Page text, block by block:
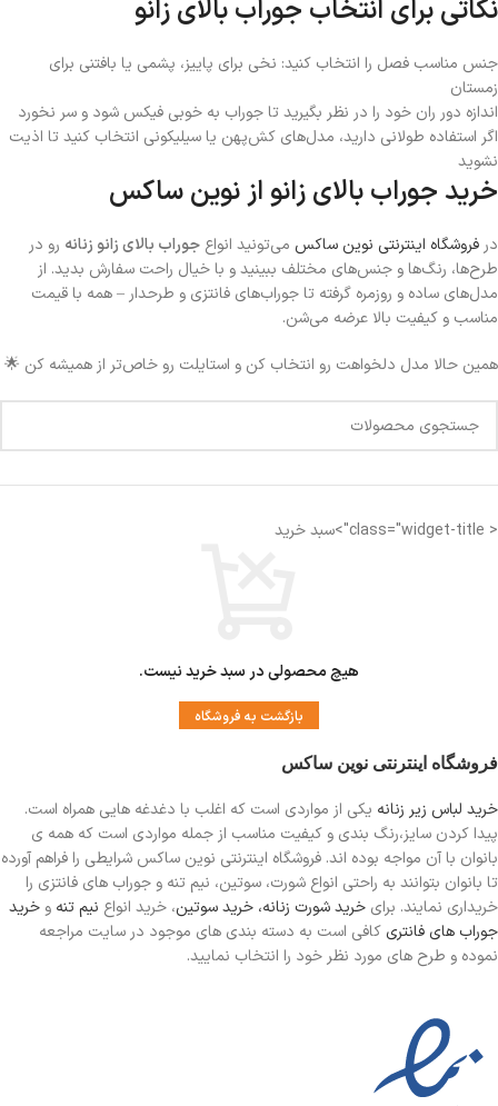
نکاتی برای انتخاب جوراب بالای زانو
جنس مناسب فصل را انتخاب کنید: نخی برای پاییز، پشمی یا بافتنی برای
زمستان
اندازه دور ران خود را در نظر بگیرید تا جوراب به خوبی فیکس شود و سر نخورد
اگر استفاده طولانی دارید، مدل‌های کش‌پهن یا سیلیکونی انتخاب کنید تا اذیت
نشوید
خرید جوراب بالای زانو از نوین ساکس
در فروشگاه اینترنتی نوین ساکس می‌تونید انواع جوراب بالای زانو زنانه رو در
طرح‌ها، رنگ‌ها و جنس‌های مختلف ببینید و با خیال راحت سفارش بدید. از
مدل‌های ساده و روزمره گرفته تا جوراب‌های فانتزی و طرحدار – همه با قیمت
مناسب و کیفیت بالا عرضه می‌شن.
همین حالا مدل دلخواهت رو انتخاب کن و استایلت رو خاص‌تر از همیشه کن 🌟
< class="widget-title">سبد خرید
هیچ محصولی در سبد خرید نیست.
بازگشت به فروشگاه
فروشگاه اینترنتی نوین ساکس
خرید لباس زیر زنانه یکی از مواردی است که اغلب با دغدغه هایی همراه است.
پیدا کردن سایز،رنگ بندی و کیفیت مناسب از جمله مواردی است که همه ی
بانوان با آن مواجه بوده اند. فروشگاه اینترنتی نوین ساکس شرایطی را فراهم آورده
تا بانوان بتوانند به راحتی انواع شورت، سوتین، نیم تنه و جوراب های فانتزی را
خریداری نمایند. برای خرید شورت زنانه، خرید سوتین، خرید انواع نیم تنه و خرید
جوراب های فانتری کافی است به دسته بندی های موجود در سایت مراجعه
نموده و طرح های مورد نظر خود را انتخاب نمایید.